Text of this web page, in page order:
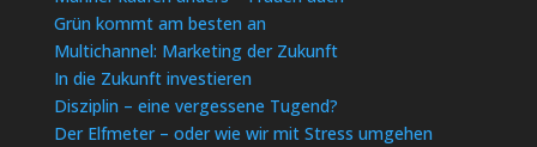
Grün kommt am besten an
Multichannel: Marketing der Zukunft
In die Zukunft investieren
Disziplin – eine vergessene Tugend?
Der Elfmeter – oder wie wir mit Stress umgehen